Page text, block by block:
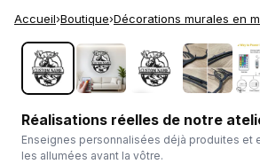
Accueil›Boutique›Décorations murales en
‹
Réalisations réelles de notre
Enseignes personnalisées déjà produites
les allumées avant la vôtre.